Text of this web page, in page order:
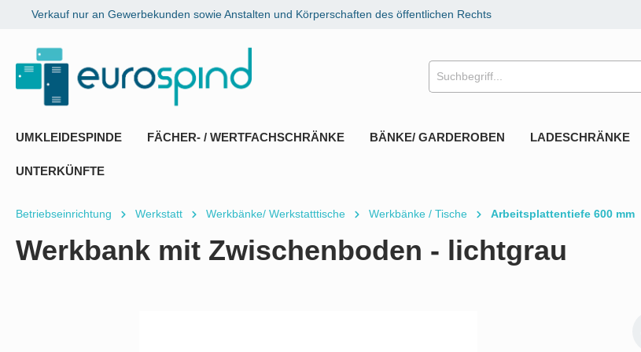
Zur Hauptnavigation springen
Verkauf nur an Gewerbekunden sowie Anstalten und Körperschaften des öffentlichen Rechts
UMKLEIDESPINDE FÄCHER- / WERTFACHSCHRÄNKE BÄNKE/ GARDEROBEN LADESCHRÄNKE
UNTERKÜNFTE
Betriebseinrichtung Werkstatt Werkbänke/ Werkstatttische Werkbänke / Tische Arbeitsplattentiefe 600 mm
Werkbank mit Zwischenboden - lichtgrau